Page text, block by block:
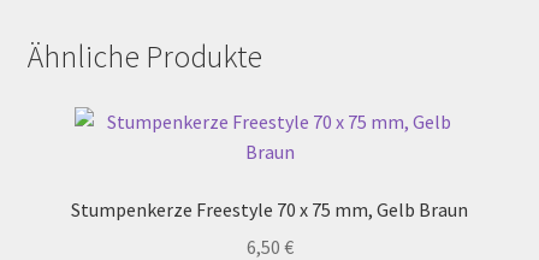
Ähnliche Produkte
Stumpenkerze Freestyle 70 x 75 mm, Gelb Braun
6,50 €